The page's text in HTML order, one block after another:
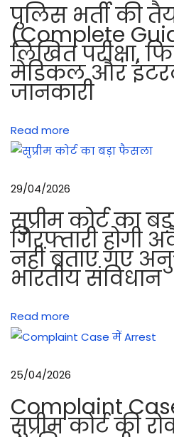
का
त
री
का
9
m
C
r
b
i
n
e
a
c
i
e
g
पुलिस भर्ती की
(Complete
लिखित परीक्षा,
मेडिकल और
जानकारी
Read more
29/04/2026
सुप्रीम कोर्ट का
गिरफ्तारी होगी
नहीं बताए गए
भारतीय संविधान
Read more
25/04/2026
Complaint
सुप्रीम कोर्ट की